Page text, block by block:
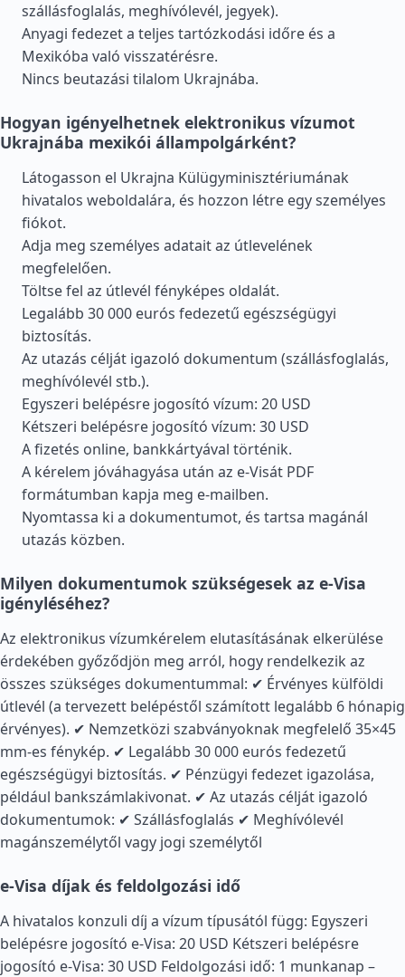
szállásfoglalás, meghívólevél, jegyek).
Anyagi fedezet a teljes tartózkodási időre és a
Mexikóba való visszatérésre.
Nincs beutazási tilalom Ukrajnába.
Hogyan igényelhetnek elektronikus vízumot
Ukrajnába mexikói állampolgárként?
Látogasson el Ukrajna Külügyminisztériumának
hivatalos weboldalára, és hozzon létre egy személyes
fiókot.
Adja meg személyes adatait az útlevelének
megfelelően.
Töltse fel az útlevél fényképes oldalát.
Legalább 30 000 eurós fedezetű egészségügyi
biztosítás.
Az utazás célját igazoló dokumentum (szállásfoglalás,
meghívólevél stb.).
Egyszeri belépésre jogosító vízum: 20 USD
Kétszeri belépésre jogosító vízum: 30 USD
A fizetés online, bankkártyával történik.
A kérelem jóváhagyása után az e-Visát PDF
formátumban kapja meg e-mailben.
Nyomtassa ki a dokumentumot, és tartsa magánál
utazás közben.
Milyen dokumentumok szükségesek az e-Visa
igényléséhez?
Az elektronikus vízumkérelem elutasításának elkerülése
érdekében győződjön meg arról, hogy rendelkezik az
összes szükséges dokumentummal: ✔ Érvényes külföldi
útlevél (a tervezett belépéstől számított legalább 6 hónapig
érvényes). ✔ Nemzetközi szabványoknak megfelelő 35×45
mm-es fénykép. ✔ Legalább 30 000 eurós fedezetű
egészségügyi biztosítás. ✔ Pénzügyi fedezet igazolása,
például bankszámlakivonat. ✔ Az utazás célját igazoló
dokumentumok: ✔ Szállásfoglalás ✔ Meghívólevél
magánszemélytől vagy jogi személytől
e-Visa díjak és feldolgozási idő
A hivatalos konzuli díj a vízum típusától függ: Egyszeri
belépésre jogosító e-Visa: 20 USD Kétszeri belépésre
jogosító e-Visa: 30 USD Feldolgozási idő: 1 munkanap –